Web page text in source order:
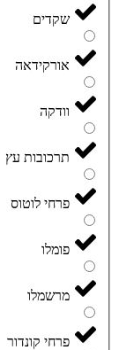
שקדים
אורקידאה
וודקה
תרכובות עץ
פרחי לוטוס
פומלו
מרשמלו
פרחי קונדור